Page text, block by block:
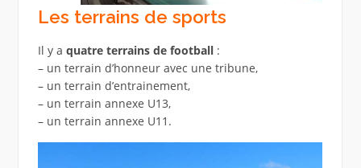
Les terrains de sports
Il y a quatre terrains de football:
– un terrain d’honneur avec une tribune,
– un terrain d’entrainement,
– un terrain annexe U13,
– un terrain annexe U11.